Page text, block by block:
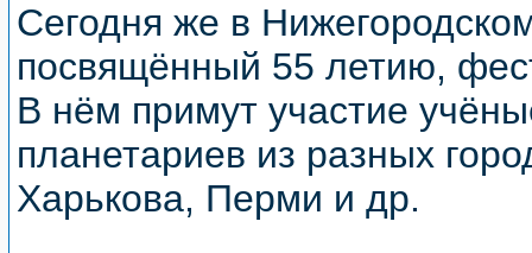
Сегодня же в
посвящённый 55 летию,
В нём примут участие
планетариев из разных
Харькова, Перми и др.